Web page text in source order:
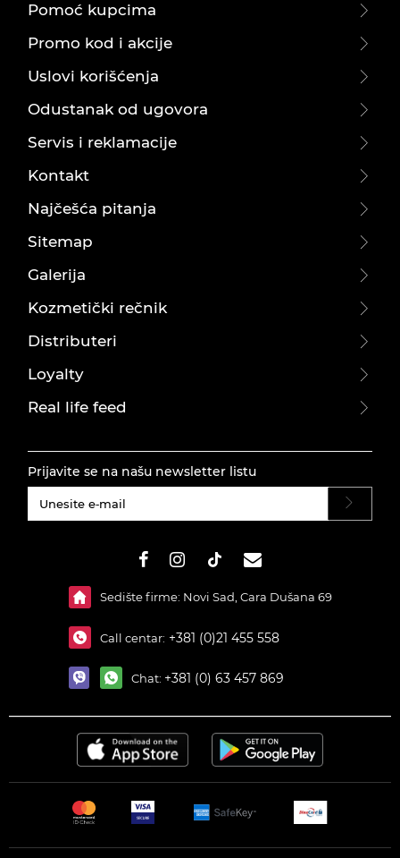
Pomoć kupcima
Promo kod i akcije
Uslovi korišćenja
Odustanak od ugovora
Servis i reklamacije
Kontakt
Najčešća pitanja
Sitemap
Galerija
Kozmetički rečnik
Distributeri
Loyalty
Real life feed
Prijavite se na našu newsletter listu
Sedište firme: Novi Sad, Cara Dušana 69
Call centar: +381 (0)21 455 558
Chat: +381 (0) 63 457 869